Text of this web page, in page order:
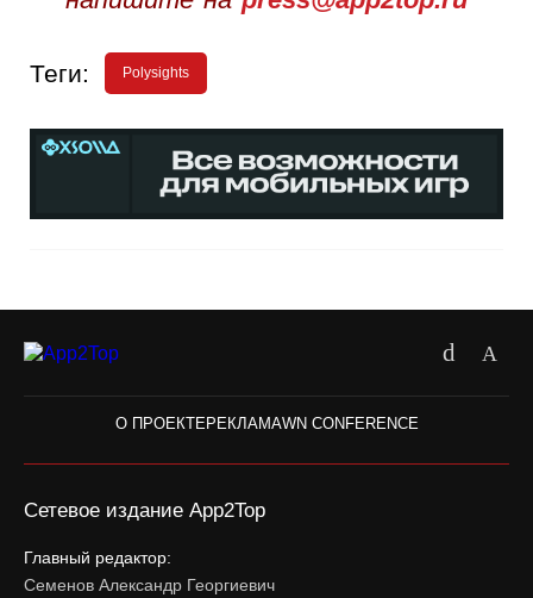
Теги: Polysights
О ПРОЕКТЕРЕКЛАМАWN CONFERENCE
Сетевое издание App2Top
Главный редактор:
Семенов Александр Георгиевич